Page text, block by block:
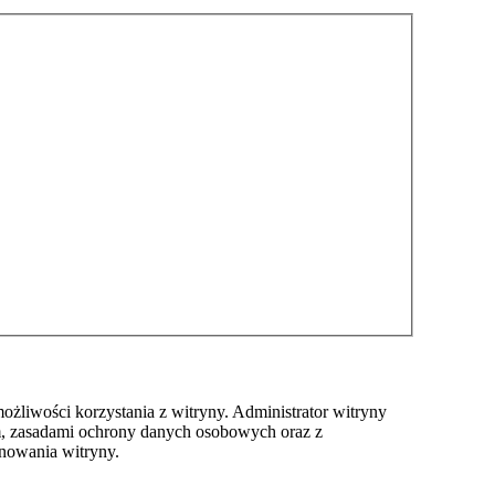
korzystania z witryny. Administrator witryny
ochrony danych osobowych oraz z
witryny.